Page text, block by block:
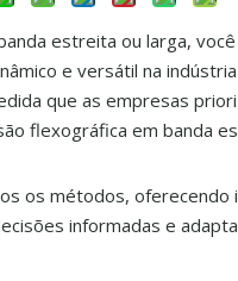
estreita ou larga,
e versátil na
que as empresas
flexográfica em banda
os métodos,
informadas e